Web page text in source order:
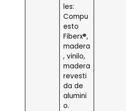
les:
Compu
esto
Fiberx®,
madera
, vinilo,
madera
revesti
da de
alumini
o.